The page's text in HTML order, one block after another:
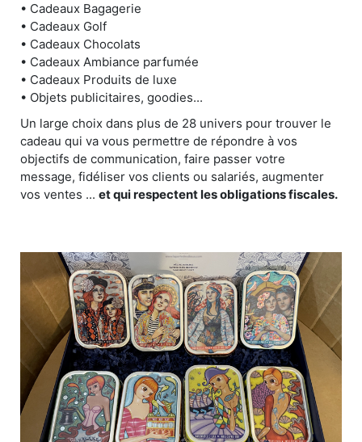
• Cadeaux Bagagerie
• Cadeaux Golf
• Cadeaux Chocolats
• Cadeaux Ambiance parfumée
• Cadeaux Produits de luxe
• Objets publicitaires, goodies...
Un large choix dans plus de 28 univers pour trouver le
cadeau qui va vous permettre de répondre à vos
objectifs de communication, faire passer votre
message, fidéliser vos clients ou salariés, augmenter
vos ventes ... et qui respectent les obligations fiscales.